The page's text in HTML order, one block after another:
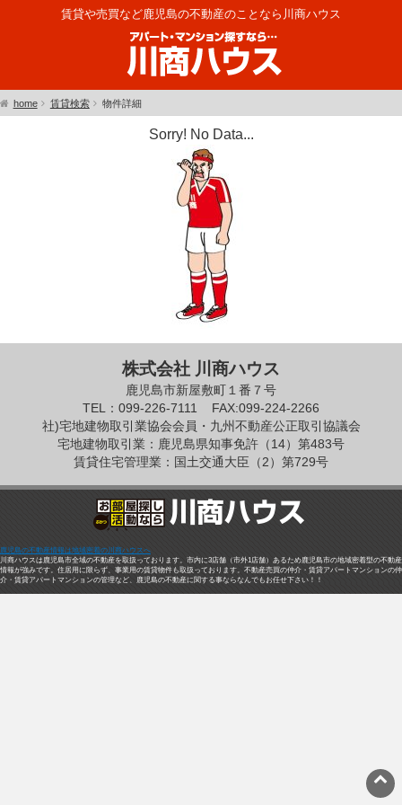
賃貸や売買など鹿児島の不動産のことなら川商ハウス
home 賃貸検索 物件詳細
Sorry! No Data...
株式会社 川商ハウス
鹿児島市新屋敷町１番７号
TEL：099-226-7111
FAX:099-224-2266
社)宅地建物取引業協会会員・九州不動産公正取引協議会
宅地建物取引業：鹿児島県知事免許（14）第483号
賃貸住宅管理業：国土交通大臣（2）第729号
鹿児島の不動産情報は地域密着の川商ハウスへ
川商ハウスは鹿児島市全域の不動産を取扱っております。市内に3店舗（市外1店舗）あるため鹿児島市の地域密着型の不動産
情報が強みです。住居用に限らず、事業用の賃貸物件も取扱っております。不動産売買の仲介・賃貸アパートマンションの仲
介・賃貸アパートマンションの管理など、鹿児島の不動産に関する事ならなんでもお任せ下さい！！